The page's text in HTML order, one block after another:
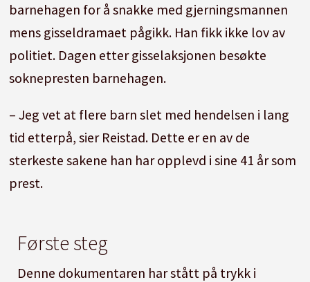
barnehagen for å snakke med gjerningsmannen
mens gisseldramaet pågikk. Han fikk ikke lov av
politiet. Dagen etter gisselaksjonen besøkte
soknepresten barnehagen.
– Jeg vet at flere barn slet med hendelsen i lang
tid etterpå, sier Reistad. Dette er en av de
sterkeste sakene han har opplevd i sine 41 år som
prest.
Første steg
Denne dokumentaren har stått på trykk i